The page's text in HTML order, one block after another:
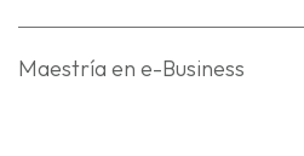
Maestría en e-Business